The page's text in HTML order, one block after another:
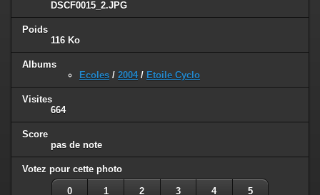
DSCF0015_2.JPG
Poids
116 Ko
Albums
Ecoles / 2004/ Etoile Cyclo
Visites
664
Score
pas de note
Votez pour cette photo
0 1 2 3 4 5